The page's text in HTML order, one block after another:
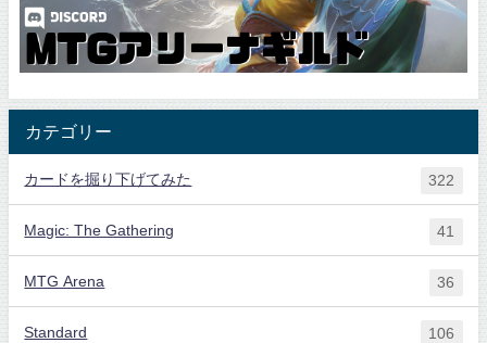
カテゴリー
カードを掘り下げてみた 322
Magic: The Gathering 41
MTG Arena 36
Standard 106